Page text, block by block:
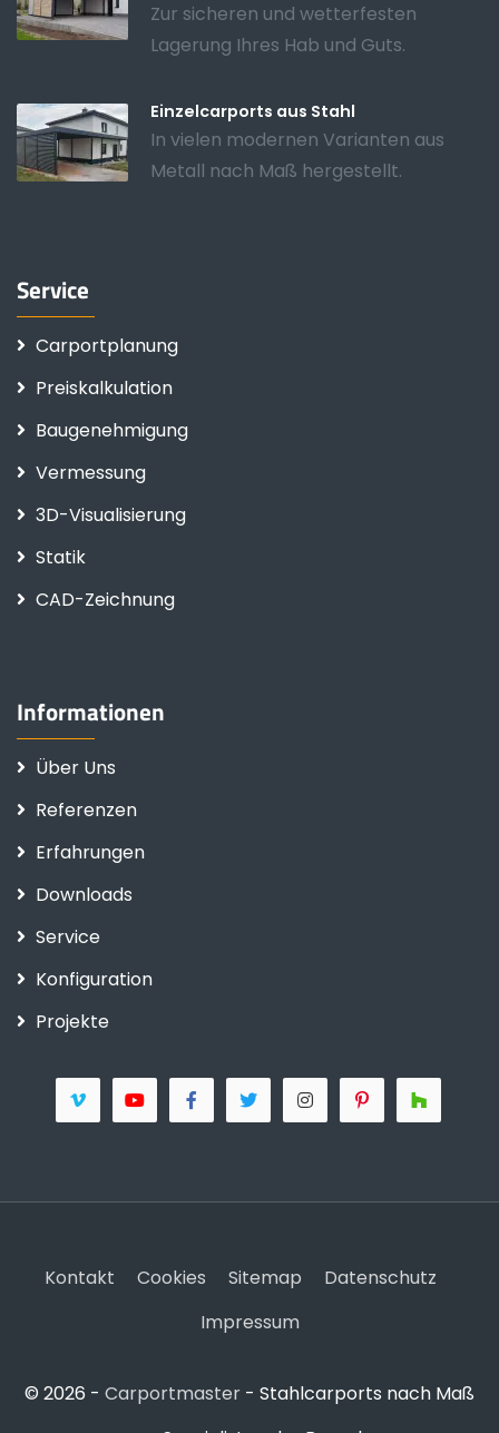
Zur sicheren und wetterfesten
Lagerung Ihres Hab und Guts.
Einzelcarports aus Stahl
In vielen modernen Varianten aus
Metall nach Maß hergestellt.
Service
Carportplanung
Preiskalkulation
Baugenehmigung
Vermessung
3D-Visualisierung
Statik
CAD-Zeichnung
Informationen
Über Uns
Referenzen
Erfahrungen
Downloads
Service
Konfiguration
Projekte
© 2026 - Carportmaster - Stahlcarports nach Maß
Kontakt Cookies Sitemap
Datenschutz
Impressum